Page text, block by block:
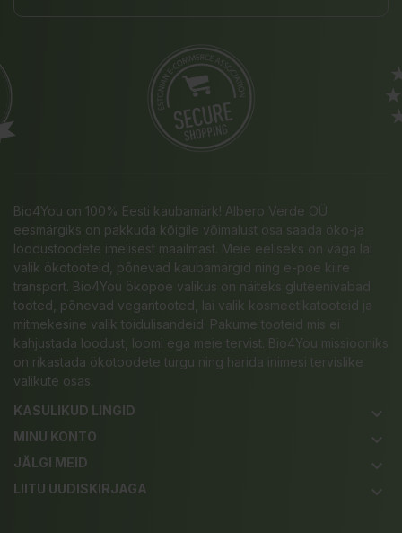
Bio4You on 100% Eesti kaubamärk! Albero Verde OÜ
eesmärgiks on pakkuda kõigile võimalust osa saada öko-ja
loodustoodete imelisest maailmast. Meie eeliseks on väga lai
valik ökotooteid, põnevad kaubamärgid ning e-poe kiire
transport. Bio4You ökopoe valikus on näiteks gluteenivabad
tooted, põnevad vegantooted, lai valik kosmeetikatooteid ja
mitmekesine valik toidulisandeid. Pakume tooteid mis ei
kahjustada loodust, loomi ega meie tervist. Bio4You missiooniks
on rikastada ökotoodete turgu ning harida inimesi tervislike
valikute osas.
KASULIKUD LINGID
keyboard_arrow_down
MINU KONTO keyboard_arrow_down
JÄLGI MEID keyboard_arrow_down
LIITU UUDISKIRJAGA keyboard_arrow_down